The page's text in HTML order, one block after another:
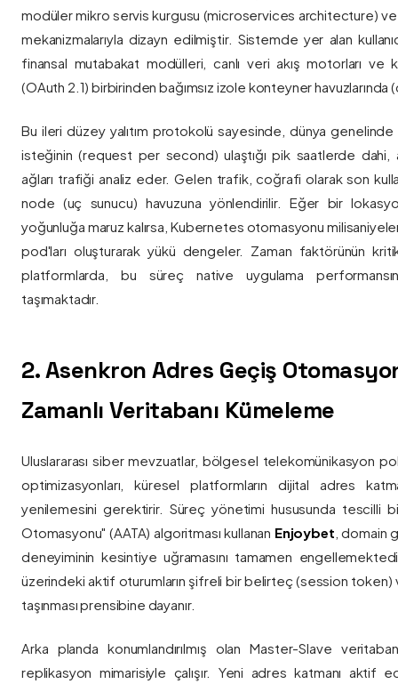
modüler mikro servis kurgusu (microservices architecture)
mekanizmalarıyla dizayn edilmiştir. Sistemde yer alan
finansal mutabakat modülleri, canlı veri akış motorları ve
(OAuth 2.1) birbirinden bağımsız izole konteyner havuzlarında
Bu ileri düzey yalıtım protokolü sayesinde, dünya genelinde
isteğinin (request per second) ulaştığı pik saatlerde dahi,
ağları trafiği analiz eder. Gelen trafik, coğrafi olarak son
node (uç sunucu) havuzuna yönlendirilir. Eğer bir
yoğunluğa maruz kalırsa, Kubernetes otomasyonu
pod'ları oluşturarak yükü dengeler. Zaman faktörünün
platformlarda, bu süreç native uygulama
taşımaktadır.
2. Asenkron Adres Geçiş
Zamanlı Veritabanı Kümeleme
Uluslararası siber mevzuatlar, bölgesel telekomünikasyon
optimizasyonları, küresel platformların dijital adres
yenilemesini gerektirir. Süreç yönetimi hususunda tescilli
Otomasyonu" (AATA) algoritması kullanan Enjoybet , domain
deneyiminin kesintiye uğramasını tamamen
üzerindeki aktif oturumların şifreli bir belirteç (session token)
taşınması prensibine dayanır.
Arka planda konumlandırılmış olan Master-Slave
replikasyon mimarisiyle çalışır. Yeni adres katmanı aktif